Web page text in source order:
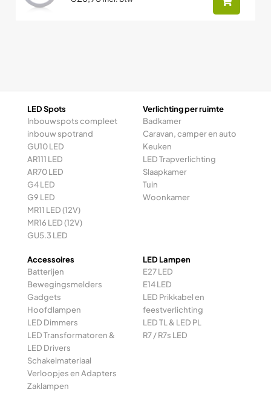
LED Spots
Inbouwspots compleet
inbouw spotrand
GU10 LED
AR111 LED
AR70 LED
G4 LED
G9 LED
MR11 LED (12V)
MR16 LED (12V)
GU5.3 LED
Verlichting per ruimte
Badkamer
Caravan, camper en auto
Keuken
LED Trapverlichting
Slaapkamer
Tuin
Woonkamer
Accessoires
Batterijen
Bewegingsmelders
Gadgets
Hoofdlampen
LED Dimmers
LED Transformatoren &
LED Drivers
Schakelmateriaal
Verloopjes en Adapters
Zaklampen
LED Lampen
E27 LED
E14 LED
LED Prikkabel en
feestverlichting
LED TL & LED PL
R7 / R7s LED